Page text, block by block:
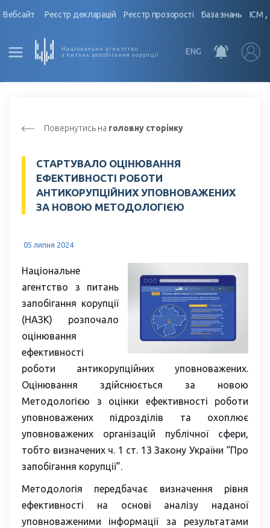
Вебсайт Реєстр декларацій Реєстр прозорості База знань ІСМ
Національне агентство
з питань запобігання корупції
ENG
Повернутись на головну сторінку
СТАРТУВАЛО ОЦІНЮВАННЯ
ЕФЕКТИВНОСТІ РОБОТИ
АНТИКОРУПЦІЙНИХ УПОВНОВАЖЕНИХ
ЗА НОВОЮ МЕТОДОЛОГІЄЮ
05 липня 2024
Національне
агентство з питань
запобігання корупції
(НАЗК) розпочало
оцінювання
ефективності
роботи антикорупційних уповноважених.
Оцінювання здійснюється за новою
Методологією з оцінки ефективності роботи
уповноважених підрозділів та охоплює
уповноважених організацій публічної сфери,
тобто визначених ч. 1 ст. 13 Закону України “Про
запобігання корупції”.
Методологія передбачає визначення рівня
ефективності на основі аналізу наданої
уповноваженими інформації за результатами